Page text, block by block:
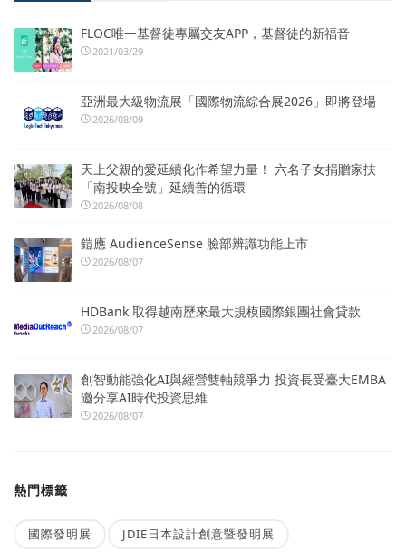
FLOC唯一基督徒專屬交友APP，基督徒的新福音
2021/03/29
亞洲最大級物流展「國際物流綜合展2026」即將登場
2026/08/09
天上父親的愛延續化作希望力量！ 六名子女捐贈家扶
「南投映全號」延續善的循環
2026/08/08
鎧應 AudienceSense 臉部辨識功能上市
2026/08/07
HDBank 取得越南歷來最大規模國際銀團社會貸款
2026/08/07
創智動能強化AI與經營雙軸競爭力 投資長受臺大EMBA
邀分享AI時代投資思維
2026/08/07
熱門標籤
國際發明展 JDIE日本設計創意暨發明展